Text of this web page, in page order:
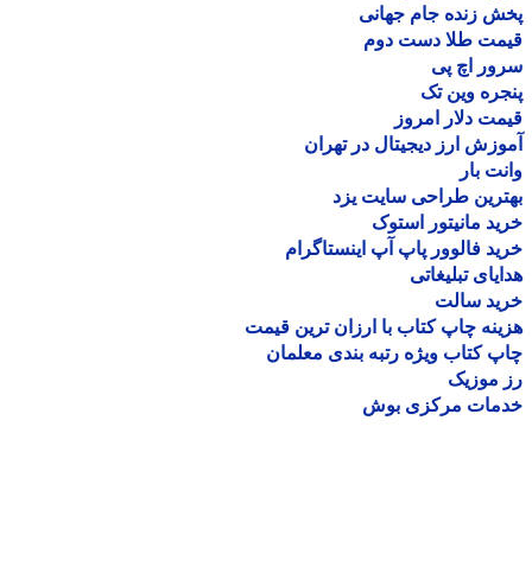
زنده جام جهانی
طلا دست دوم
اچ پی
وین تک
دلار امروز
ارز دیجیتال در تهران
بار
طراحی سایت یزد
مانیتور استوک
فالوور پاپ آپ اینستاگرام
تبلیغاتی
سالت
چاپ کتاب با ارزان ترین قیمت
کتاب ویژه رتبه بندی معلمان
موزیک
مرکزی بوش